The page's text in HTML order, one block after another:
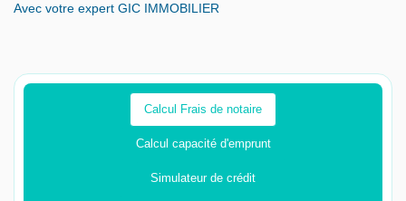
Avec votre expert GIC IMMOBILIER
Calcul Frais de notaire
Calcul capacité d'emprunt
Simulateur de crédit